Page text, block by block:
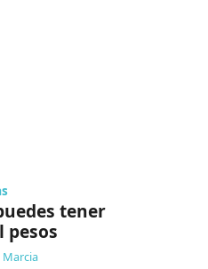
tener
pesos
Marcia